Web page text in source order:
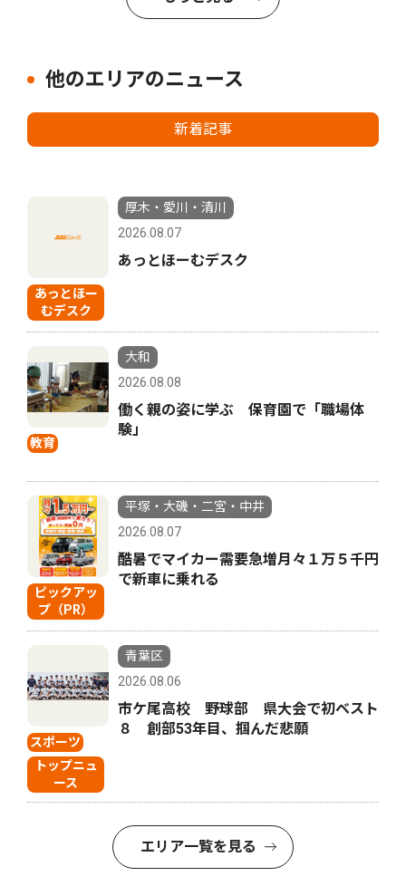
他のエリアのニュース
新着記事
あっとほー
むデスク
厚木・愛川・清川
2026.08.07
あっとほーむデスク
教育
大和
2026.08.08
働く親の姿に学ぶ 保育園で「職場体
験」
ピックアッ
プ（PR）
平塚・大磯・二宮・中井
2026.08.07
酷暑でマイカー需要急増月々１万５千円
で新車に乗れる
スポーツ
トップニュ
ース
青葉区
2026.08.06
市ケ尾高校 野球部 県大会で初ベスト
８ 創部53年目、掴んだ悲願
エリア一覧を見る